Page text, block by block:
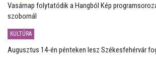
Vasárnap folytatódik a Hangból Kép
szobornál
KULTÚRA
Augusztus 14-én pénteken lesz Székesfehérvár